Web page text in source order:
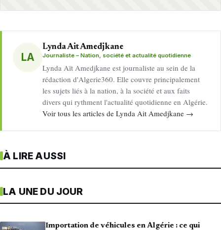
LA
Lynda Ait Amedjkane
Journaliste – Nation, société et actualité quotidienne
Lynda Aït Amedjkane est journaliste au sein de la
rédaction d'Algerie360. Elle couvre principalement
les sujets liés à la nation, à la société et aux faits
divers qui rythment l'actualité quotidienne en Algérie.
Voir tous les articles de Lynda Ait Amedjkane →
À LIRE AUSSI
LA UNE DU JOUR
Importation de véhicules en Algérie : ce qui